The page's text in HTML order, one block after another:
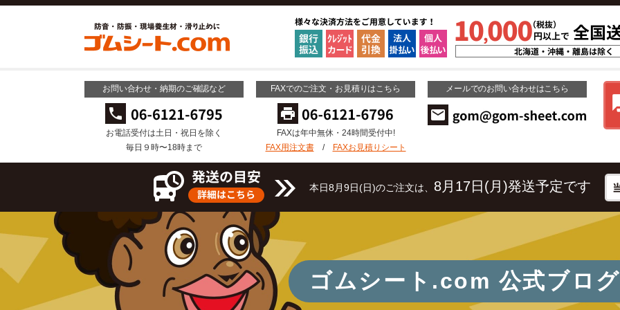
お問い合わせ・納期のご確認など
お電話受付は土日・祝日を除く
毎日９時〜18時まで
FAXでのご注文・お見積りはこちら
FAXは年中無休・24時間受付中!
FAX用注文書/ FAXお見積りシート
メールでのお問い合わせはこちら
本日8月9日(日)のご注文は、 8月17日(月)発送予定です
ゴムシート.com 公式ブログ